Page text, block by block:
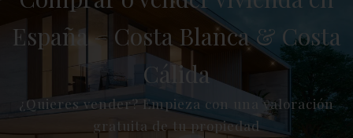
España – Costa Blanca & Costa
Cálida
¿Quieres vender? Empieza con una valoración
gratuita de tu propiedad